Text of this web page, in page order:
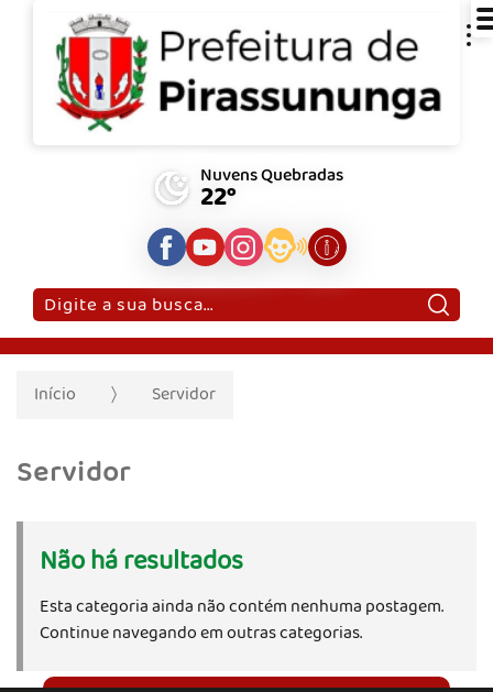
Nuvens Quebradas
22°
Pesquisar:
Início Servidor
Servidor
Não há resultados
Esta categoria ainda não contém nenhuma postagem.
Continue navegando em outras categorias.